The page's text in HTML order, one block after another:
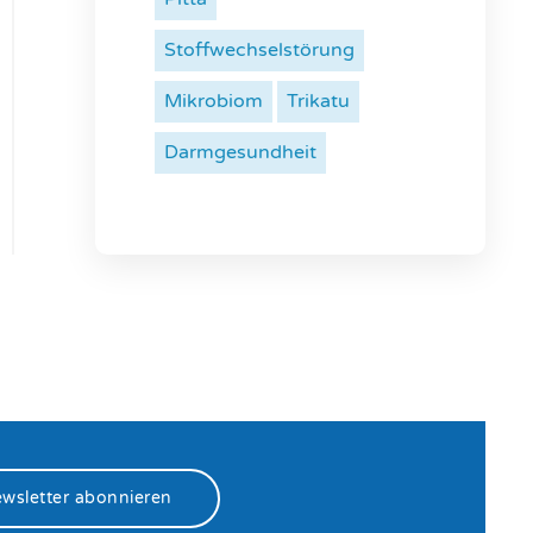
Stoffwechselstörung
Mikrobiom Trikatu
Darmgesundheit
abonnieren